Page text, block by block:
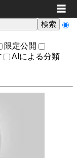
限定公開
AIによる分類